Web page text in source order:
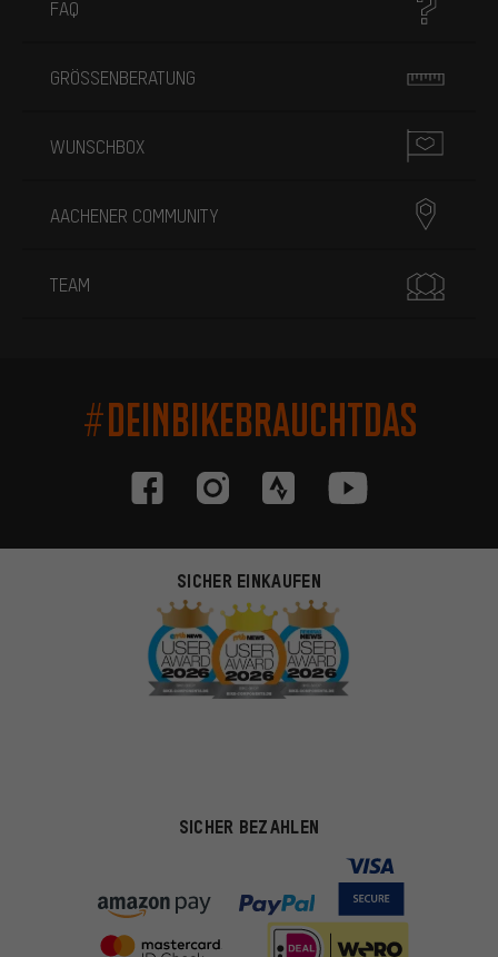
FAQ
GRÖSSENBERATUNG
WUNSCHBOX
AACHENER COMMUNITY
TEAM
#DEINBIKEBRAUCHTDAS
SICHER EINKAUFEN
SICHER BEZAHLEN